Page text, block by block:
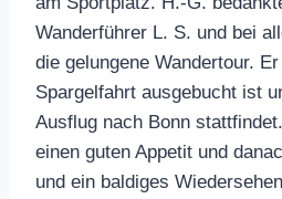
Wanderführer L. S. und bei
die gelungene Wandertour.
Spargelfahrt ausgebucht ist
Ausflug nach Bonn
einen guten Appetit und
und ein baldiges